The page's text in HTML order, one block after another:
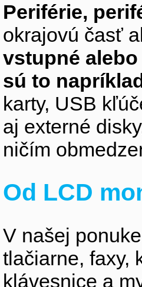
Periférie,
okrajovú časť
vstupné
sú to
karty, USB
aj externé
ničím
Od LCD
V našej ponuke
tlačiarne, faxy,
klávesnice a